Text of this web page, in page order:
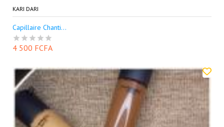
KARI DARI
Capillaire Chanti...
4 500 FCFA